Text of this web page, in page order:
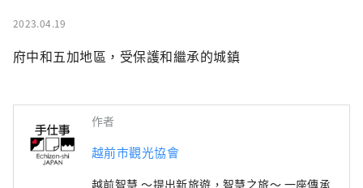
2023.04.19
府中和五加地區，受保護和繼承的城鎮
作者
越前市觀光協會
越前智慧 ～提出新旅遊，智慧之旅～ 一座傳承